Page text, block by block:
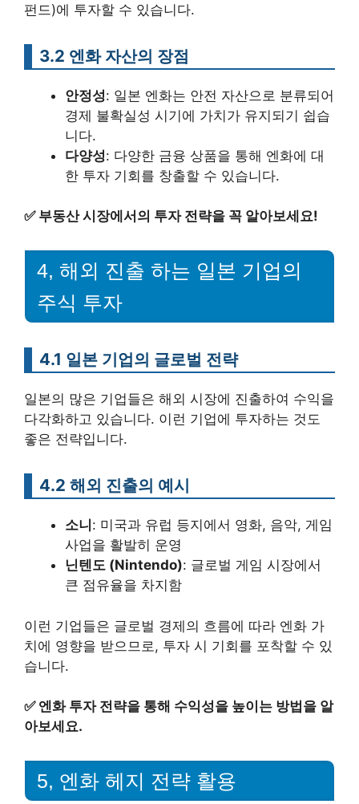
펀드)에 투자할 수 있습니다.
3.2 엔화 자산의 장점
안정성: 일본 엔화는 안전 자산으로 분류되어
경제 불확실성 시기에 가치가 유지되기 쉽습
니다.
다양성: 다양한 금융 상품을 통해 엔화에 대
한 투자 기회를 창출할 수 있습니다.
✅ 부동산 시장에서의 투자 전략을 꼭 알아보세요!
4, 해외 진출 하는 일본 기업의
주식 투자
4.1 일본 기업의 글로벌 전략
일본의 많은 기업들은 해외 시장에 진출하여 수익을
다각화하고 있습니다. 이런 기업에 투자하는 것도
좋은 전략입니다.
4.2 해외 진출의 예시
소니 : 미국과 유럽 등지에서 영화, 음악, 게임
사업을 활발히 운영
닌텐도 (Nintendo): 글로벌 게임 시장에서
큰 점유율을 차지함
이런 기업들은 글로벌 경제의 흐름에 따라 엔화 가
치에 영향을 받으므로, 투자 시 기회를 포착할 수 있
습니다.
✅ 엔화 투자 전략을 통해 수익성을 높이는 방법을 알
아보세요.
5, 엔화 헤지 전략 활용